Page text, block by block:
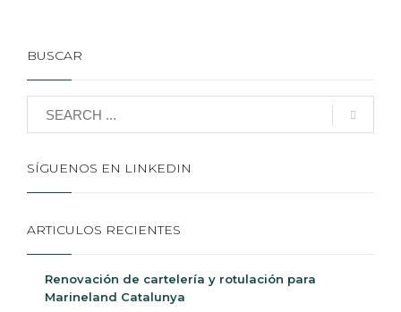
BUSCAR
SÍGUENOS EN LINKEDIN
ARTICULOS RECIENTES
Renovación de cartelería y rotulación para
Marineland Catalunya